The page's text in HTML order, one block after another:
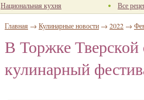
Национальная кухня
Все
Главная → Кулинарные новости → 2022 →
В Торжке Тверской
кулинарный